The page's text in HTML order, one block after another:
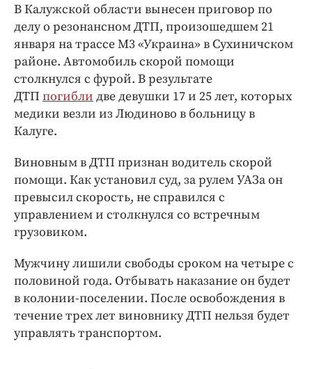
В Калужской области вынесен приговор по
делу о резонансном ДТП, произошедшем 21
января на трассе М3 «Украина» в Сухиничском
районе. Автомобиль скорой помощи
столкнулся с фурой. В результате
ДТП погибли две девушки 17 и 25 лет, которых
медики везли из Людиново в больницу в
Калуге.
Виновным в ДТП признан водитель скорой
помощи. Как установил суд, за рулем УАЗа он
превысил скорость, не справился с
управлением и столкнулся со встречным
грузовиком.
Мужчину лишили свободы сроком на четыре с
половиной года. Отбывать наказание он будет
в колонии-поселении. После освобождения в
течение трех лет виновнику ДТП нельзя будет
управлять транспортом.